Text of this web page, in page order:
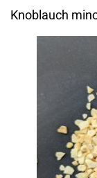
Knoblauch